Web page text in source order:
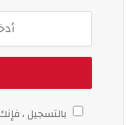
بالتسجيل ،